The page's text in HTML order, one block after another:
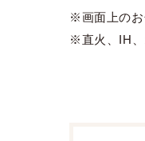
※画面上のお
※直火、IH、